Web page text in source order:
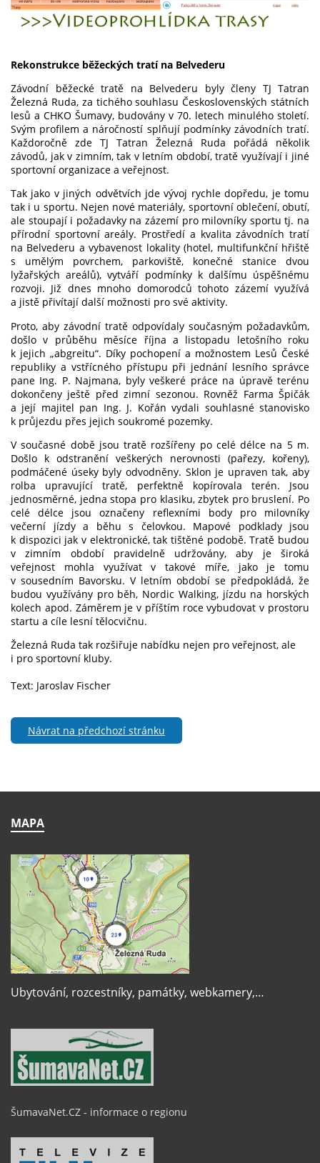
Rekonstrukce běžeckých tratí na Belvederu
Závodní běžecké tratě na Belvederu byly členy TJ Tatran
Železná Ruda, za tichého souhlasu Československých státních
lesů a CHKO Šumavy, budovány v 70. letech minulého století.
Svým profilem a náročností splňují podmínky závodních tratí.
Každoročně zde TJ Tatran Železná Ruda pořádá několik
závodů, jak v zimním, tak v letním období, tratě využívají i jiné
sportovní organizace a veřejnost.
Tak jako v jiných odvětvích jde vývoj rychle dopředu, je tomu
tak i u sportu. Nejen nové materiály, sportovní oblečení, obutí,
ale stoupají i požadavky na zázemí pro milovníky sportu tj. na
přírodní sportovní areály. Prostředí a kvalita závodních tratí
na Belvederu a vybavenost lokality (hotel, multifunkční hřiště
s umělým povrchem, parkoviště, konečné stanice dvou
lyžařských areálů), vytváří podmínky k dalšímu úspěšnému
rozvoji. Již dnes mnoho domorodců tohoto zázemí využívá
a jistě přivítají další možnosti pro své aktivity.
Proto, aby závodní tratě odpovídaly současným požadavkům,
došlo v průběhu měsíce října a listopadu letošního roku
k jejich „abgreitu“. Díky pochopení a možnostem Lesů České
republiky a vstřícného přístupu při jednání lesního správce
pane Ing. P. Najmana, byly veškeré práce na úpravě terénu
dokončeny ještě před zimní sezonou. Rovněž Farma Špičák
a její majitel pan Ing. J. Kořán vydali souhlasné stanovisko
k průjezdu přes jejich soukromé pozemky.
V současné době jsou tratě rozšířeny po celé délce na 5 m.
Došlo k odstranění veškerých nerovnosti (pařezy, kořeny),
podmáčené úseky byly odvodněny. Sklon je upraven tak, aby
rolba upravující tratě, perfektně kopírovala terén. Jsou
jednosměrné, jedna stopa pro klasiku, zbytek pro bruslení. Po
celé délce jsou označeny reflexními body pro milovníky
večerní jízdy a běhu s čelovkou. Mapové podklady jsou
k dispozici jak v elektronické, tak tištěné podobě. Tratě budou
v zimním období pravidelně udržovány, aby je široká
veřejnost mohla využívat v takové míře, jako je tomu
v sousedním Bavorsku. V letním období se předpokládá, že
budou využívány pro běh, Nordic Walking, jízdu na horských
kolech apod. Záměrem je v příštím roce vybudovat v prostoru
startu a cíle lesní tělocvičnu.
Železná Ruda tak rozšiřuje nabídku nejen pro veřejnost, ale
i pro sportovní kluby.
Text: Jaroslav Fischer
Návrat na předchozí stránku
MAPA
Ubytování, rozcestníky, památky, webkamery,…
ŠumavaNet.CZ - informace o regionu